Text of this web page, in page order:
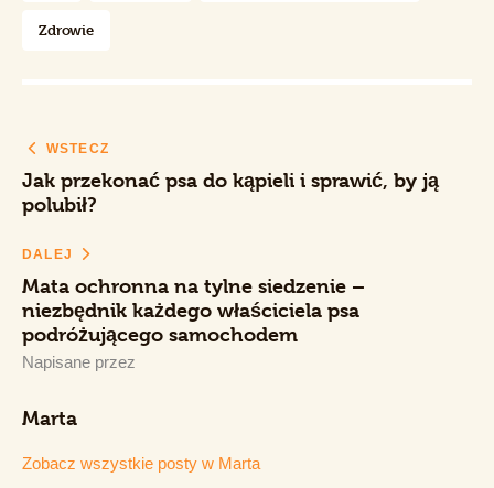
Zdrowie
WSTECZ
Jak przekonać psa do kąpieli i sprawić, by ją
polubił?
DALEJ
Mata ochronna na tylne siedzenie –
niezbędnik każdego właściciela psa
podróżującego samochodem
Napisane przez
Marta
Zobacz wszystkie posty w Marta